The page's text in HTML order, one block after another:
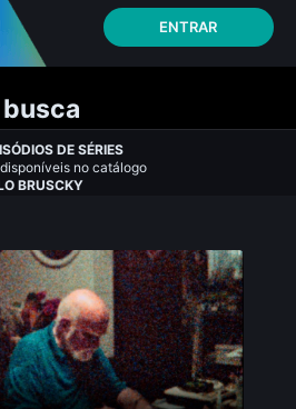
ENTRAR
DE SÉRIES
no catálogo
BRUSCKY